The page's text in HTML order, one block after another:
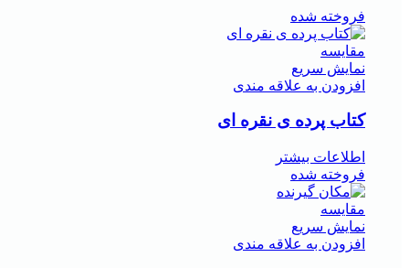
فروخته شده
مقايسه
نمایش سریع
افزودن به علاقه مندی
کتاب پرده ی نقره ای
اطلاعات بیشتر
فروخته شده
مقايسه
نمایش سریع
افزودن به علاقه مندی